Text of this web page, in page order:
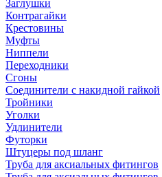
Заглушки
Контрагайки
Крестовины
Муфты
Ниппели
Переходники
Сгоны
Соединители с накидной гайкой
Тройники
Уголки
Удлинители
Футорки
Штуцеры под шланг
Труба для аксиальных фитингов